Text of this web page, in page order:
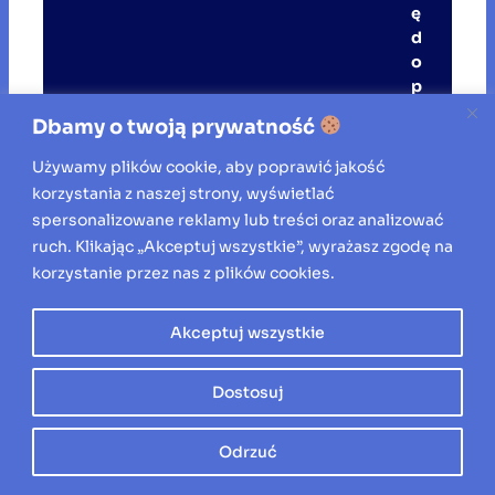
Dbamy o twoją prywatność
Używamy plików cookie, aby poprawić jakość
korzystania z naszej strony, wyświetlać
spersonalizowane reklamy lub treści oraz analizować
ruch. Klikając „Akceptuj wszystkie”, wyrażasz zgodę na
korzystanie przez nas z plików cookies.
Dostosuj
Odrzuć
Akceptuj wszystkie
ę
d
o
p
a
d
g
tr